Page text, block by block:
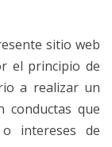
sitio web
el principio de
a realizar un
que
intereses de